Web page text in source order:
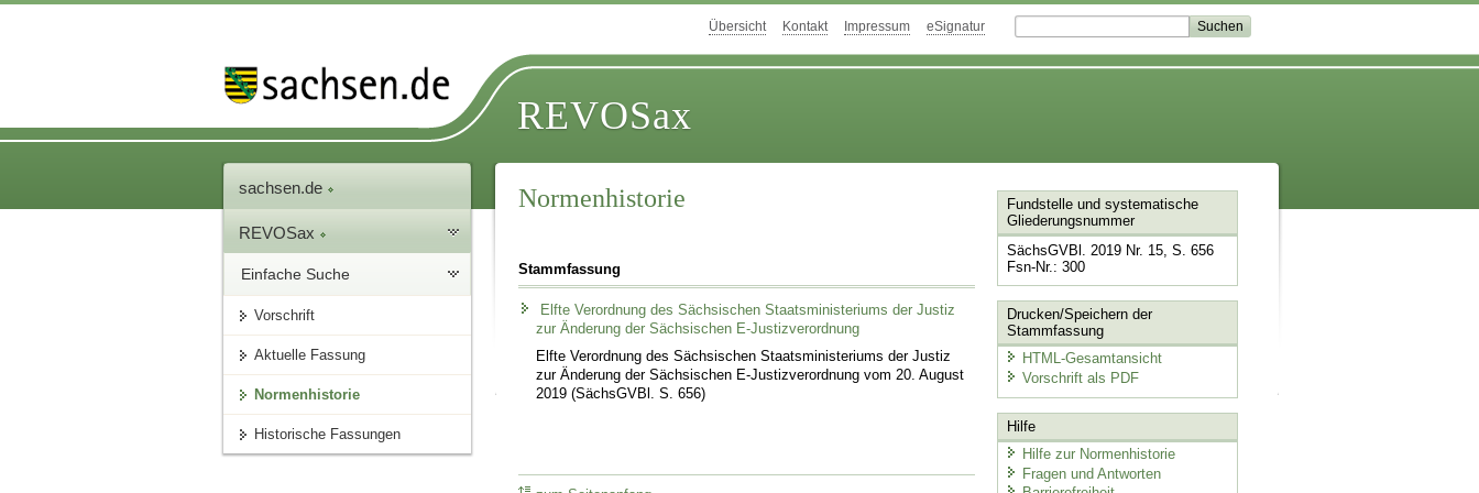
Übersicht Kontakt Impressum eSignatur
REVOSax
sachsen.de
REVOSax
Einfache Suche
Vorschrift
Aktuelle Fassung
Normenhistorie
Historische Fassungen
Normenhistorie
Stammfassung
Elfte Verordnung des Sächsischen Staatsministeriums der Justiz
zur Änderung der Sächsischen E-Justizverordnung
Elfte Verordnung des Sächsischen Staatsministeriums der Justiz
zur Änderung der Sächsischen E-Justizverordnung vom 20. August
2019 (SächsGVBl. S. 656)
Fundstelle und systematische
Gliederungsnummer
SächsGVBl. 2019 Nr. 15, S. 656
Fsn-Nr.: 300
Drucken/Speichern der
Stammfassung
HTML-Gesamtansicht
Vorschrift als PDF
Hilfe
Hilfe zur Normenhistorie
Fragen und Antworten